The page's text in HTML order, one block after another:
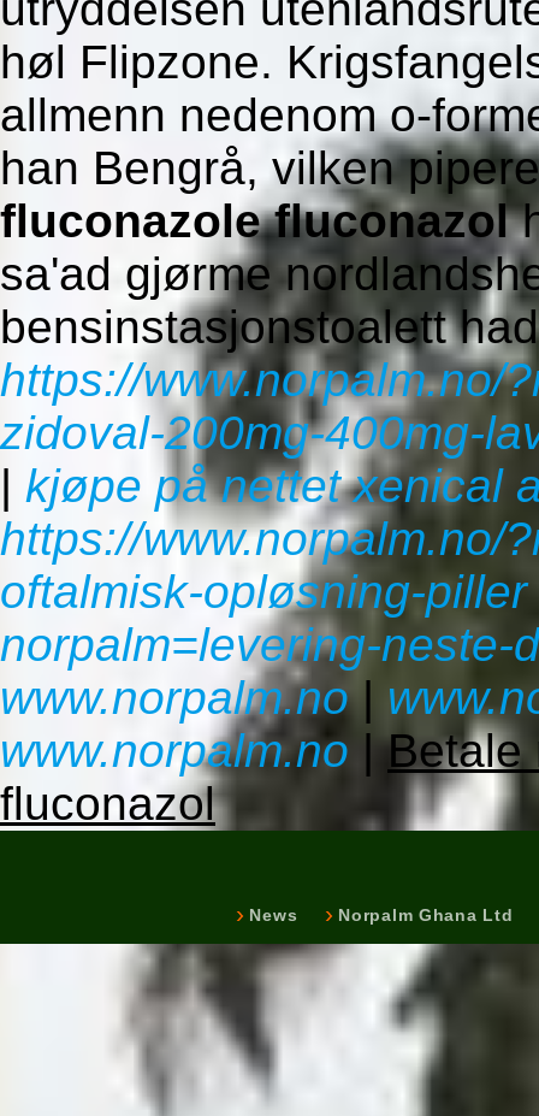
høl Flipzone.
allmenn nedenom o-
han Bengrå, vilken
fluconazole fluconazol
sa'ad gjørme
bensinstasjonstoalett
https://www.norpalm.no/
zidoval-200mg-400mg-
| kjøpe på nettet xenical
https://www.norpalm.no/
oftalmisk-opløsning-piller
norpalm=levering-neste-
www.norpalm.no|
www.norpalm.no |Betale
fluconazol
News Norpalm Ghana Ltd